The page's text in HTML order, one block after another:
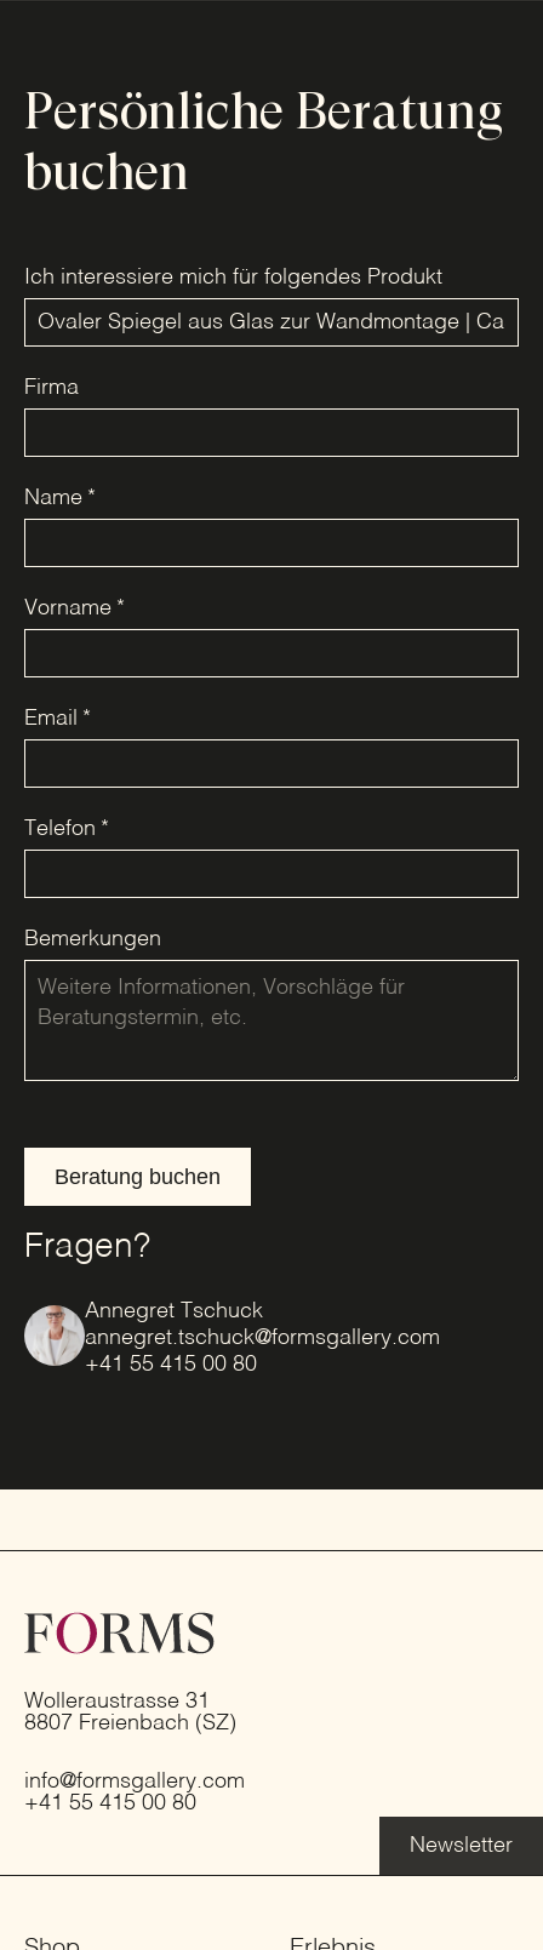
Persönliche Beratung
buchen
Ich interessiere mich für folgendes Produkt
Firma
Name *
Vorname *
Email *
Telefon *
Bemerkungen
Beratung buchen
Fragen?
Annegret Tschuck
annegret.tschuck@formsgallery.com
+41 55 415 00 80
Wolleraustrasse 31
8807 Freienbach (SZ)
info@formsgallery.com
+41 55 415 00 80
Newsletter